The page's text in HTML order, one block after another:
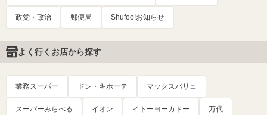
政党・政治 郵便局 Shufoo!お知らせ
よく行くお店から探す
業務スーパー ドン・キホーテ マックスバリュ
スーパーみらべる イオン イトーヨーカドー 万代